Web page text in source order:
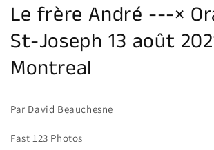
Le frère André ---×
St-Joseph 13 août
Montreal
Par David Beauchesne
Fast 123 Photos